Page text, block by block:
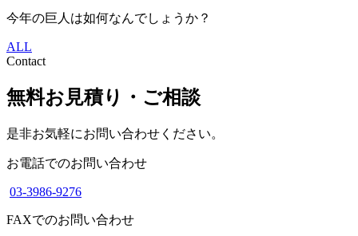
今年の巨人は如何なんでしょうか？
ALL
Contact
無料お見積り・ご相談
是非お気軽にお問い合わせください。
お電話でのお問い合わせ
03-3986-9276
FAXでのお問い合わせ